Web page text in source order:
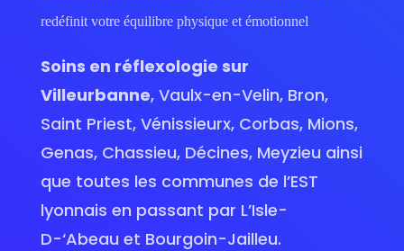
redéfinit votre équilibre physique et émotionnel
Soins en réflexologie sur
Villeurbanne, Vaulx-en-Velin, Bron,
Saint Priest, Vénissieurx, Corbas, Mions,
Genas, Chassieu, Décines, Meyzieu ainsi
que toutes les communes de l’EST
lyonnais en passant par L’Isle-
D-‘Abeau et Bourgoin-Jailleu.